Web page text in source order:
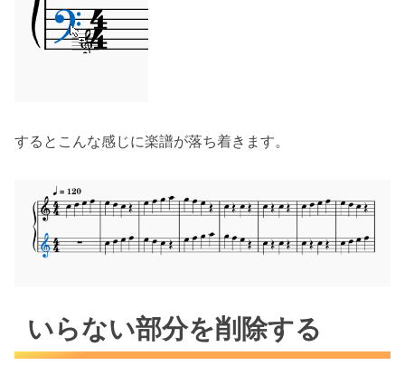
するとこんな感じに楽譜が落ち着きます。
いらない部分を削除する